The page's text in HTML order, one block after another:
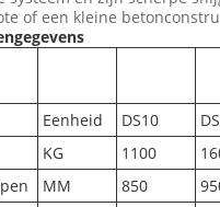
of een kleine
Eenheid DS10
KG 1100
MM 850